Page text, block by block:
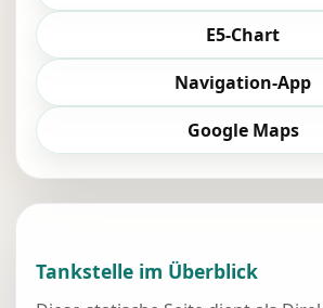
E5-Chart
Navigation-App
Google Maps
Tankstelle im Überblick